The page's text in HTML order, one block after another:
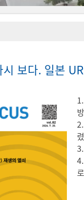
보 플랫폼 기술개발 연구(6
김태균․ 윤정란․ 박신원․
․ 이종용․ 오명택
플랫폼의 안정적이고 지속
) 도출
및 확산을 위한 오픈 플랫
발
보다. 일본